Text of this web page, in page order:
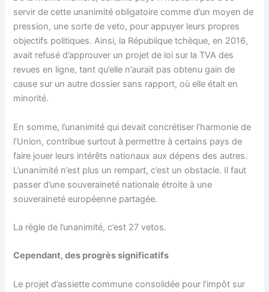
servir de cette unanimité obligatoire comme d’un moyen de
pression, une sorte de veto, pour appuyer leurs propres
objectifs politiques. Ainsi, la République tchèque, en 2016,
avait refusé d’approuver un projet de loi sur la TVA des
revues en ligne, tant qu’elle n’aurait pas obtenu gain de
cause sur un autre dossier sans rapport, où elle était en
minorité.
En somme, l’unanimité qui devait concrétiser l’harmonie de
l’Union, contribue surtout à permettre à certains pays de
faire jouer leurs intérêts nationaux aux dépens des autres.
L’unanimité n’est plus un rempart, c’est un obstacle. Il faut
passer d’une souveraineté nationale étroite à une
souveraineté européenne partagée.
La règle de l’unanimité, c’est 27 vetos.
Cependant, des progrès significatifs
Le projet d’assiette commune consolidée pour l’impôt sur